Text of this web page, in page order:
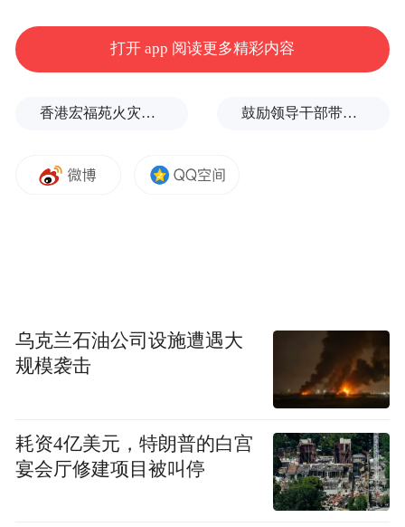
“我们通过最新的互联网科技及人工智能技
助来自于全球各地的莘莘学子完成一对一的
打问Sodask产品负责人冯渊翔说道，“苏打问
需的费用；接着平台会通过人工智能算法根
据问题的信息，以及导师的背景资料、设置
偏好、回答历史等信息自动地将问题发布给
台回答学生的疑问。”
打开 app 阅读更多精彩内容
香港宏福苑火灾跨部门调查最终报告：大火或由烟头引起 鼓励领导干部带头休假之后又撤回文件，到底什么意思嘛？
乌克兰石油公司设施遭遇大
规模袭击
耗资4亿美元，特朗普的白宫
宴会厅修建项目被叫停